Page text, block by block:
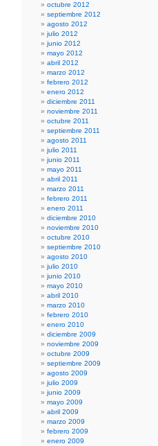
octubre 2012
septiembre 2012
agosto 2012
julio 2012
junio 2012
mayo 2012
abril 2012
marzo 2012
febrero 2012
enero 2012
diciembre 2011
noviembre 2011
octubre 2011
septiembre 2011
agosto 2011
julio 2011
junio 2011
mayo 2011
abril 2011
marzo 2011
febrero 2011
enero 2011
diciembre 2010
noviembre 2010
octubre 2010
septiembre 2010
agosto 2010
julio 2010
junio 2010
mayo 2010
abril 2010
marzo 2010
febrero 2010
enero 2010
diciembre 2009
noviembre 2009
octubre 2009
septiembre 2009
agosto 2009
julio 2009
junio 2009
mayo 2009
abril 2009
marzo 2009
febrero 2009
enero 2009